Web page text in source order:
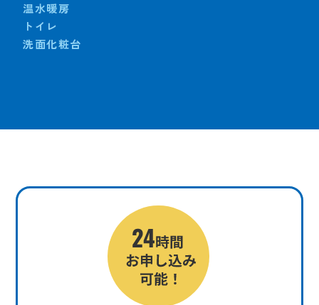
温水暖房
トイレ
洗面化粧台